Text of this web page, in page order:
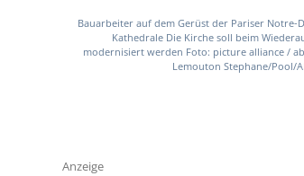
Bauarbeiter auf dem Gerüst der Pariser Notre-
Kathedrale Die Kirche soll beim
modernisiert werden Foto: picture alliance /
Lemouton Stephane/Pool/
Anzeige